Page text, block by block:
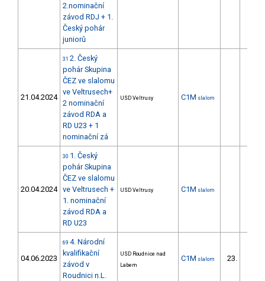
2.nominační
závod RDJ + 1.
Český pohár
juniorů
21.04.2024
31 2. Český
pohár Skupina
ČEZ ve slalomu
ve Veltrusech+
2 nominační
závod RDA a
RD U23 + 1
nominační zá
USD Veltrusy C1M slalom
20.04.2024
30 1. Český
pohár Skupina
ČEZ ve slalomu
ve Veltrusech +
1. nominační
závod RDA a
RD U23
USD Veltrusy C1M slalom
04.06.2023
69 4. Národní
kvalifikační
závod v
Roudnici n.L.
USD Roudnice nad
Labem
C1M slalom 23.